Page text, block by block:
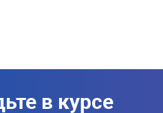
в курсе